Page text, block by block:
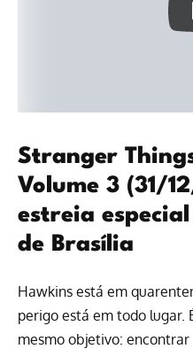
Stranger
Volume 3 (31/
estreia
de Brasília
Hawkins está em
perigo está em todo lugar.
mesmo objetivo: encontrar